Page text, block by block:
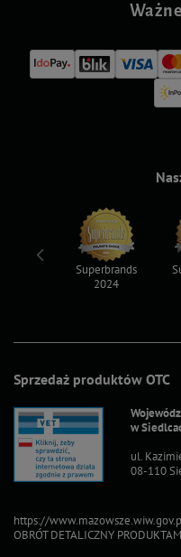
Sprzedaż produktów OTC
w
ul.
08-110
https://
OBRÓT DETALICZNY
Superbrands
2024